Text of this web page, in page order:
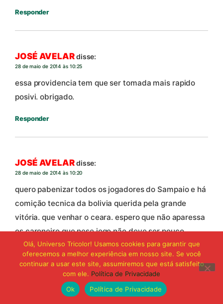
Responder
JOSÉ AVELARdisse:
28 de maio de 2014 às 10:25
essa providencia tem que ser tomada mais rapido
posivi. obrigado.
Responder
JOSÉ AVELARdisse:
28 de maio de 2014 às 10:20
quero pabenizar todos os jogadores do Sampaio e há
comição tecnica da bolivia querida pela grande
vitória. que venhar o ceara. espero que não aparessa
os caroneiro que nese jogo não deve ser pouco.
Presidente ver se não distribua tanta cortesia que
nese jogo não chegar há 1.000. mais vamos bolivia
querida pra sima deles. paiooooooo
Olá, Universo Tricolor! Usamos cookies para garantir que
oferecemos a melhor experiência em nosso site. Se você
continuar a usar este site, assumiremos que está satisfeito
com ele. Política de Privacidade
Ok
Política de Privacidade